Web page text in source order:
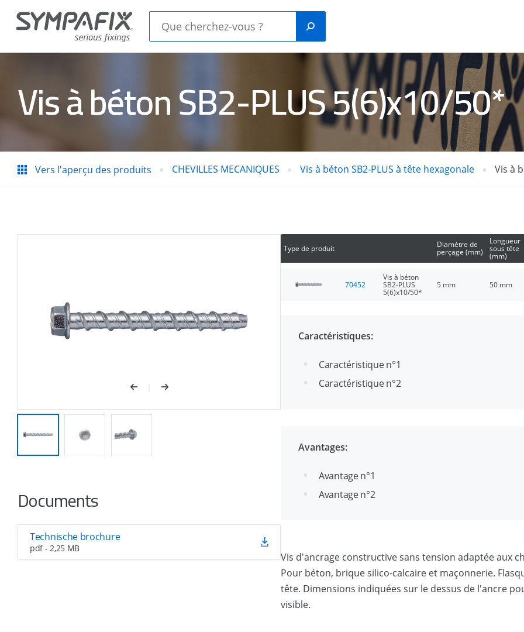
CHEVILLES
CHIMIQUES
CHEVILLES
MECANIQUES
bouchons de
construction
en plastique
épines
CLOUS POUR
PISTOLETS
ACIER / BÉTON
CLOUEURS À
Vis à béton SB2-PLUS 5(6)x10/50*
Vers l'aperçu des produits CHEVILLES MECANIQUES Vis à béton SB2-PLUS à tête hexagonale Vis à
Documents
Technische brochure
pdf - 2,25 MB
Type de produit Diamètre de
perçage (mm)
Longueur
sous tête
(mm)
70452
Vis à béton
SB2-PLUS
5(6)x10/50*
5 mm 50 mm
Caractéristiques:
Caractéristique n°1
Caractéristique n°2
Avantages:
Avantage n°1
Avantage n°2
Vis d'ancrage constructive sans tension adaptée aux
Pour béton, brique silico-calcaire et maçonnerie.
tête. Dimensions indiquées sur le dessus de l'ancre
visible.